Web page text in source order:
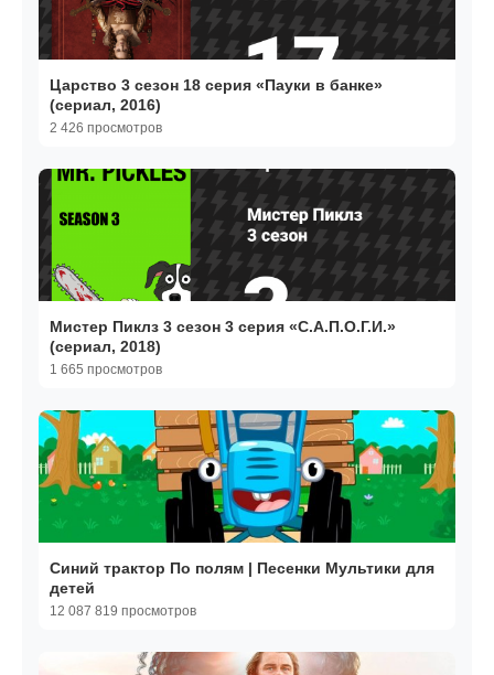
Царство 3 сезон 18 серия «Пауки в банке»
(сериал, 2016)
2 426 просмотров
Мистер Пиклз 3 сезон 3 серия «С.А.П.О.Г.И.»
(сериал, 2018)
1 665 просмотров
Синий трактор По полям | Песенки Мультики для
детей
12 087 819 просмотров